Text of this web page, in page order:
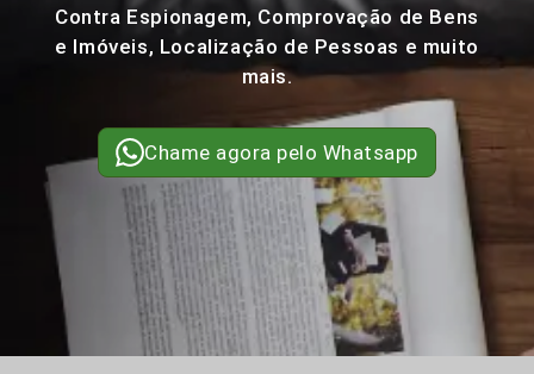
Contra Espionagem, Comprovação de Bens
e Imóveis, Localização de Pessoas e muito
mais.
Chame agora pelo Whatsapp